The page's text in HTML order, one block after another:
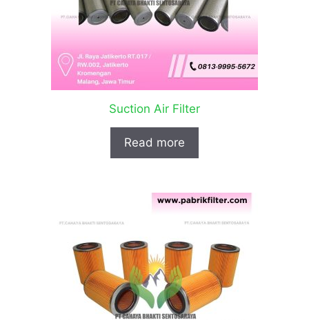
Suction Air Filter
Read more